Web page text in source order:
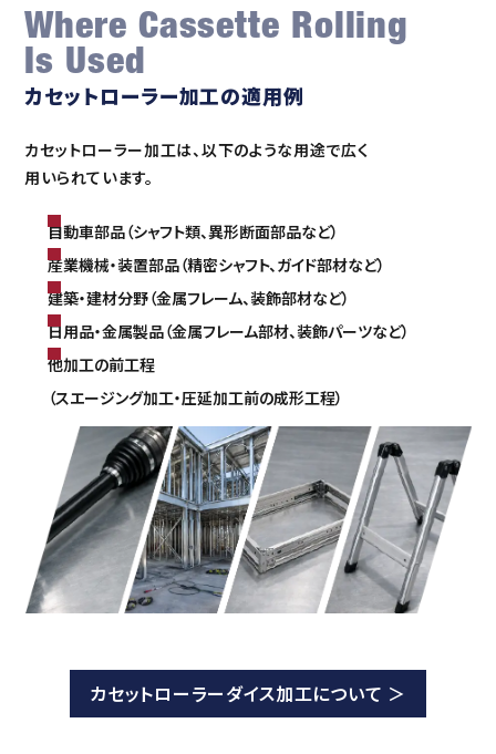
Where Cassette Rolling
Is Used
カセットローラー加工の適用例
カセットローラー加工は、以下のような用途で広く
用いられています。
自動車部品（シャフト類、異形断面部品など）
産業機械・装置部品（精密シャフト、ガイド部材など）
建築・建材分野（金属フレーム、装飾部材など）
日用品・金属製品（金属フレーム部材、装飾パーツなど）
他加工の前工程
（スエージング加工・圧延加工前の成形工程）
カセットローラーダイス加工について ＞